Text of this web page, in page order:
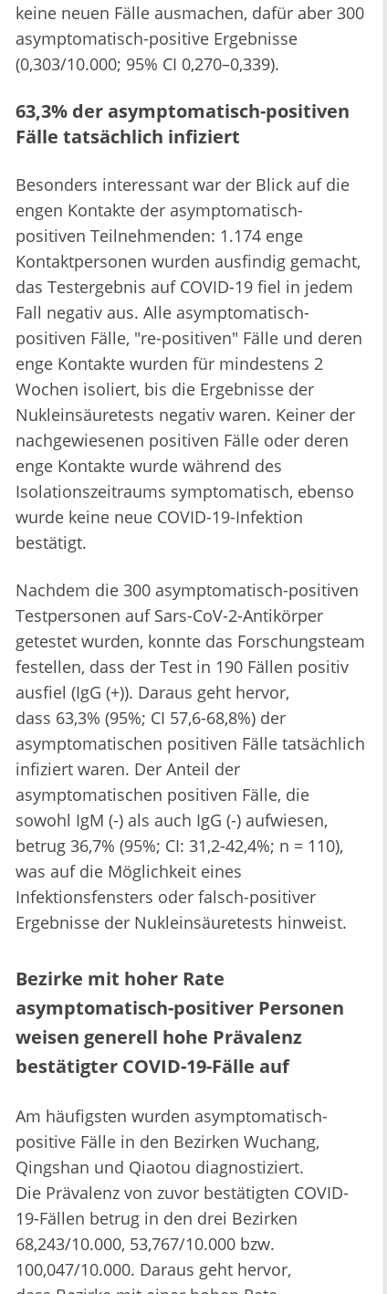
keine neuen Fälle ausmachen, dafür aber 300
asymptomatisch-positive Ergebnisse
(0,303/10.000; 95% CI 0,270–0,339).
63,3% der asymptomatisch-positiven
Fälle tatsächlich infiziert
Besonders interessant war der Blick auf die
engen Kontakte der asymptomatisch-
positiven Teilnehmenden: 1.174 enge
Kontaktpersonen wurden ausfindig gemacht,
das Testergebnis auf COVID-19 fiel in jedem
Fall negativ aus. Alle asymptomatisch-
positiven Fälle, "re-positiven" Fälle und deren
enge Kontakte wurden für mindestens 2
Wochen isoliert, bis die Ergebnisse der
Nukleinsäuretests negativ waren. Keiner der
nachgewiesenen positiven Fälle oder deren
enge Kontakte wurde während des
Isolationszeitraums symptomatisch, ebenso
wurde keine neue COVID-19-Infektion
bestätigt.
Nachdem die 300 asymptomatisch-positiven
Testpersonen auf Sars-CoV-2-Antikörper
getestet wurden, konnte das Forschungsteam
festellen, dass der Test in 190 Fällen positiv
ausfiel (IgG (+)). Daraus geht hervor,
dass 63,3% (95%; CI 57,6-68,8%) der
asymptomatischen positiven Fälle tatsächlich
infiziert waren. Der Anteil der
asymptomatischen positiven Fälle, die
sowohl IgM (-) als auch IgG (-) aufwiesen,
betrug 36,7% (95%; CI: 31,2-42,4%; n = 110),
was auf die Möglichkeit eines
Infektionsfensters oder falsch-positiver
Ergebnisse der Nukleinsäuretests hinweist.
Bezirke mit hoher Rate
asymptomatisch-positiver Personen
weisen generell hohe Prävalenz
bestätigter COVID-19-Fälle auf
Am häufigsten wurden asymptomatisch-
positive Fälle in den Bezirken Wuchang,
Qingshan und Qiaotou diagnostiziert.
Die Prävalenz von zuvor bestätigten COVID-
19-Fällen betrug in den drei Bezirken
68,243/10.000, 53,767/10.000 bzw.
100,047/10.000. Daraus geht hervor,